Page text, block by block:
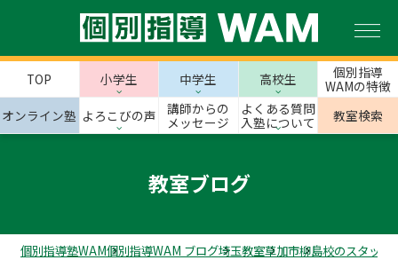
TOP 小学生 中学生 高校生
個別指導
WAMの特徴
オンライン塾 よろこびの声
講師からの
メッセージ
よくある質問
入塾について
教室検索
教室ブログ
個別指導塾WAM個別指導WAM ブログ埼玉教室草加市柳島校のスタッフ